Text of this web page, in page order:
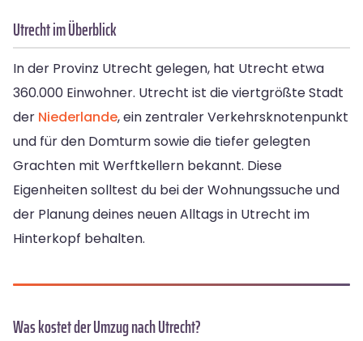
Utrecht im Überblick
In der Provinz Utrecht gelegen, hat Utrecht etwa
360.000 Einwohner. Utrecht ist die viertgrößte Stadt
der Niederlande, ein zentraler Verkehrsknotenpunkt
und für den Domturm sowie die tiefer gelegten
Grachten mit Werftkellern bekannt. Diese
Eigenheiten solltest du bei der Wohnungssuche und
der Planung deines neuen Alltags in Utrecht im
Hinterkopf behalten.
Was kostet der Umzug nach Utrecht?